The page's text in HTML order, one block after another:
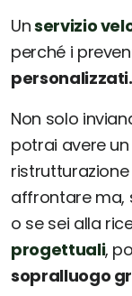
Unservizio
perché i
personalizzati.
Non solo
potrai avere un
ristrutturazione
affrontare ma,
o se sei alla
progettuali,
sopralluogo